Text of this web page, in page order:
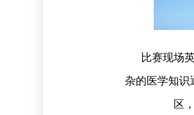
比赛现场
杂的医学知识
区